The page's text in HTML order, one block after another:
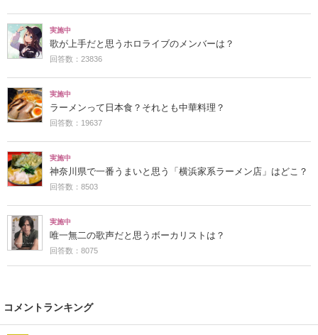
実施中
歌が上手だと思うホロライブのメンバーは？
回答数：23836
実施中
ラーメンって日本食？それとも中華料理？
回答数：19637
実施中
神奈川県で一番うまいと思う「横浜家系ラーメン店」はどこ？
回答数：8503
実施中
唯一無二の歌声だと思うボーカリストは？
回答数：8075
コメントランキング